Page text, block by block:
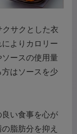
サクとした衣
よりカロリー
ースの使用量
はソースを少
い食事を心が
脂肪分を抑え